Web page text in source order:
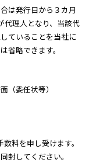
は発行日から３カ月
理人となり、当該代
ていることを当社に
省略できます。
（委任状等）
料を申し受けます。
封してください。